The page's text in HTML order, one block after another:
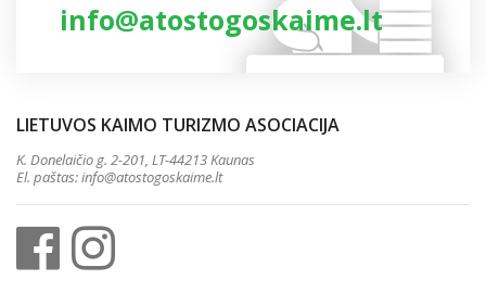
info@atostogoskaime.lt
LIETUVOS KAIMO TURIZMO ASOCIACIJA
K. Donelaičio g. 2-201, LT-44213 Kaunas
El. paštas:info@atostogoskaime.lt